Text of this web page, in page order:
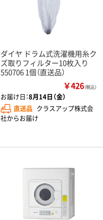
ダイヤ ドラム式洗濯機用糸ク
ズ取りフィルター10枚入り
550706 1個（直送品）
￥426（税込）
お届け日：8月14日（金）
直送品 クラスアップ株式会
社からお届け